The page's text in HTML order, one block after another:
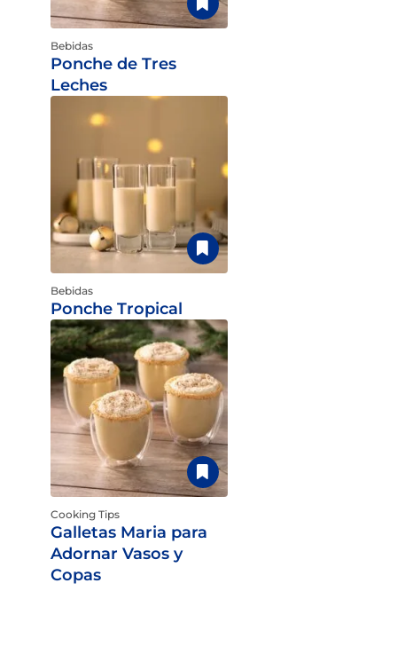
Bebidas
Ponche de Tres
Leches
Bebidas
Ponche Tropical
Cooking Tips
Galletas Maria para
Adornar Vasos y
Copas